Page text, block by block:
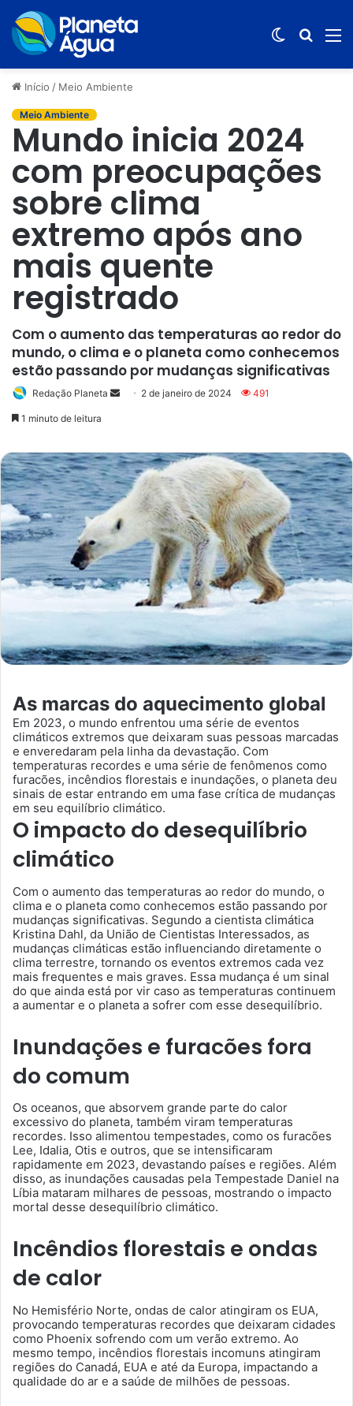
Switch
Início / Meio Ambiente
Meio Ambiente
Mundo inicia 2024
com preocupações
sobre clima
extremo após ano
mais quente
registrado
Com o aumento das temperaturas ao redor do
mundo, o clima e o planeta como conhecemos
estão passando por mudanças significativas
Redação Planeta
Mande
mail
2 de janeiro de 2024 491
1 minuto de leitura
As marcas do aquecimento global
Em 2023, o mundo enfrentou uma série de eventos
climáticos extremos que deixaram suas pessoas marcadas
e enveredaram pela linha da devastação. Com
temperaturas recordes e uma série de fenômenos como
furacões, incêndios florestais e inundações, o planeta deu
sinais de estar entrando em uma fase crítica de mudanças
em seu equilíbrio climático.
O impacto do desequilíbrio
climático
Com o aumento das temperaturas ao redor do mundo, o
clima e o planeta como conhecemos estão passando por
mudanças significativas. Segundo a cientista climática
Kristina Dahl, da União de Cientistas Interessados, as
mudanças climáticas estão influenciando diretamente o
clima terrestre, tornando os eventos extremos cada vez
mais frequentes e mais graves. Essa mudança é um sinal
do que ainda está por vir caso as temperaturas continuem
a aumentar e o planeta a sofrer com esse desequilíbrio.
Inundações e furacões fora
do comum
Os oceanos, que absorvem grande parte do calor
excessivo do planeta, também viram temperaturas
recordes. Isso alimentou tempestades, como os furacões
Lee, Idalia, Otis e outros, que se intensificaram
rapidamente em 2023, devastando países e regiões. Além
disso, as inundações causadas pela Tempestade Daniel na
Líbia mataram milhares de pessoas, mostrando o impacto
mortal desse desequilíbrio climático.
Incêndios florestais e ondas
de calor
No Hemisfério Norte, ondas de calor atingiram os EUA,
provocando temperaturas recordes que deixaram cidades
como Phoenix sofrendo com um verão extremo. Ao
mesmo tempo, incêndios florestais incomuns atingiram
regiões do Canadá, EUA e até da Europa, impactando a
qualidade do ar e a saúde de milhões de pessoas.